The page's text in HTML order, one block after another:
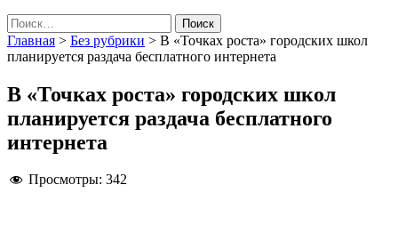
Найти:
Главная > Без рубрики > В «Точках роста» городских школ
планируется раздача бесплатного интернета
В «Точках роста» городских школ
планируется раздача бесплатного
интернета
Просмотры: 342